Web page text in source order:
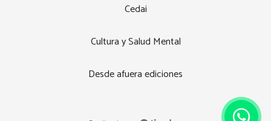
Cedai
Cultura y Salud Mental
Desde afuera ediciones